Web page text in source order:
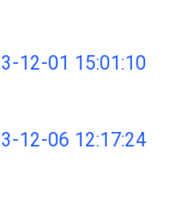
12-01 15:01:10
12-06 12:17:24